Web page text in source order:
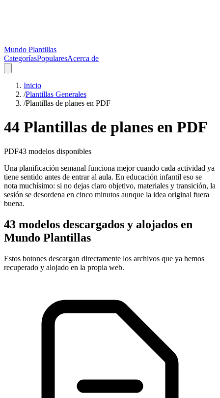
Mundo Plantillas
CategoríasPopularesAcerca de
Inicio
/Plantillas Generales
/Plantillas de planes en PDF
44 Plantillas de planes en PDF
PDF43 modelos disponibles
Una planificación semanal funciona mejor cuando cada actividad ya
tiene sentido antes de entrar al aula. En educación infantil eso se
nota muchísimo: si no dejas claro objetivo, materiales y transición, la
sesión se desordena en cinco minutos aunque la idea original fuera
buena.
43 modelos descargados y alojados en
Mundo Plantillas
Estos botones descargan directamente los archivos que ya hemos
recuperado y alojado en la propia web.